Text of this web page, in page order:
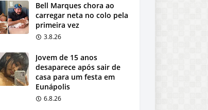
Bell Marques chora ao
carregar neta no colo pela
primeira vez
3.8.26
Jovem de 15 anos
desaparece após sair de
casa para um festa em
Eunápolis
6.8.26